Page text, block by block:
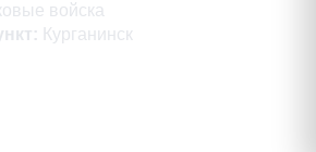
войска
: Курганинск